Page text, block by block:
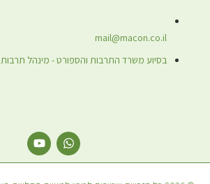
mail@macon.co.il
בסיוע משרד התרבות והספורט - מינהל תרבות